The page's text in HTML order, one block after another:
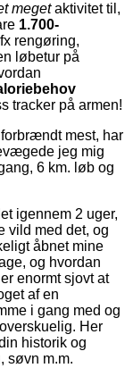
megetaktivitet til,
1.700-
rengøring,
løbetur på
tracker på armen!
mest, har
jeg mig
6 km. løb og
igennem 2 uger,
vild med det, og
åbnet mine
og hvordan
enormt sjovt at
af en
i gang med og
Her
historik og
søvn m.m.